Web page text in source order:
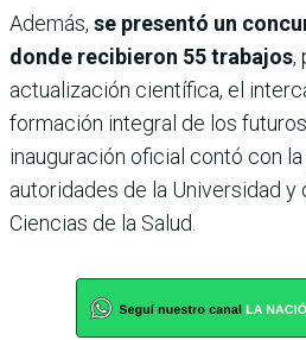
Además, se presentó un
donde recibieron 55 trabajos,
actualización científica, el
formación integral de los
inauguración oficial contó con
autoridades de la Universidad y
Ciencias de la Salud.